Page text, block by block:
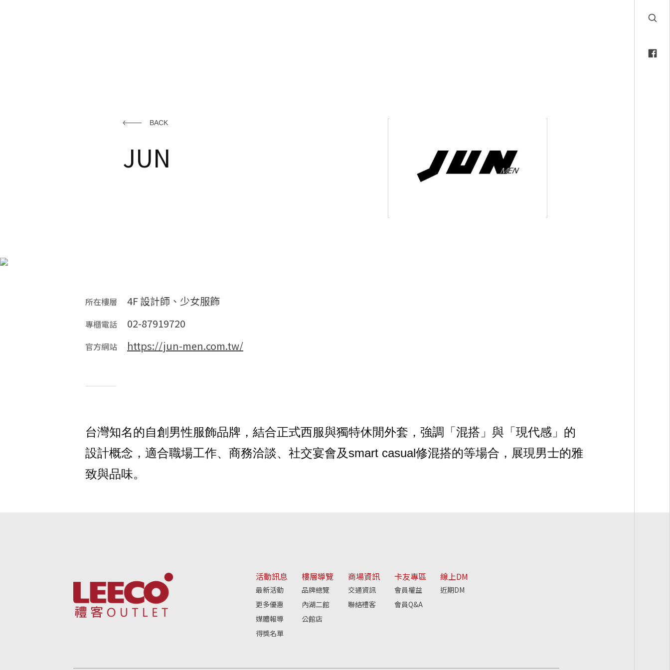
BACK
JUN
所在樓層 4F 設計師、少女服飾
專櫃電話 02-87919720
官方網站 https://jun-men.com.tw/
台灣知名的自創男性服飾品牌，結合正式西服與獨特休閒外套，強調「混搭」與「現代感」的
設計概念，適合職場工作、商務洽談、社交宴會及smart casual修混搭的等場合， 展現男士的雅
致與品味。
活動訊息
最新活動
更多優惠
媒體報導
得獎名單
樓層導覽
品牌總覽
內湖二館
公館店
商場資訊
交通資訊
聯絡禮客
卡友專區
會員權益
會員Q&A
線上DM
近期DM